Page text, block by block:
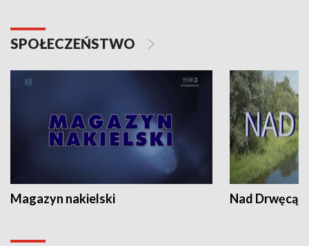
SPOŁECZEŃSTWO
Magazyn nakielski Nad Drwęcą